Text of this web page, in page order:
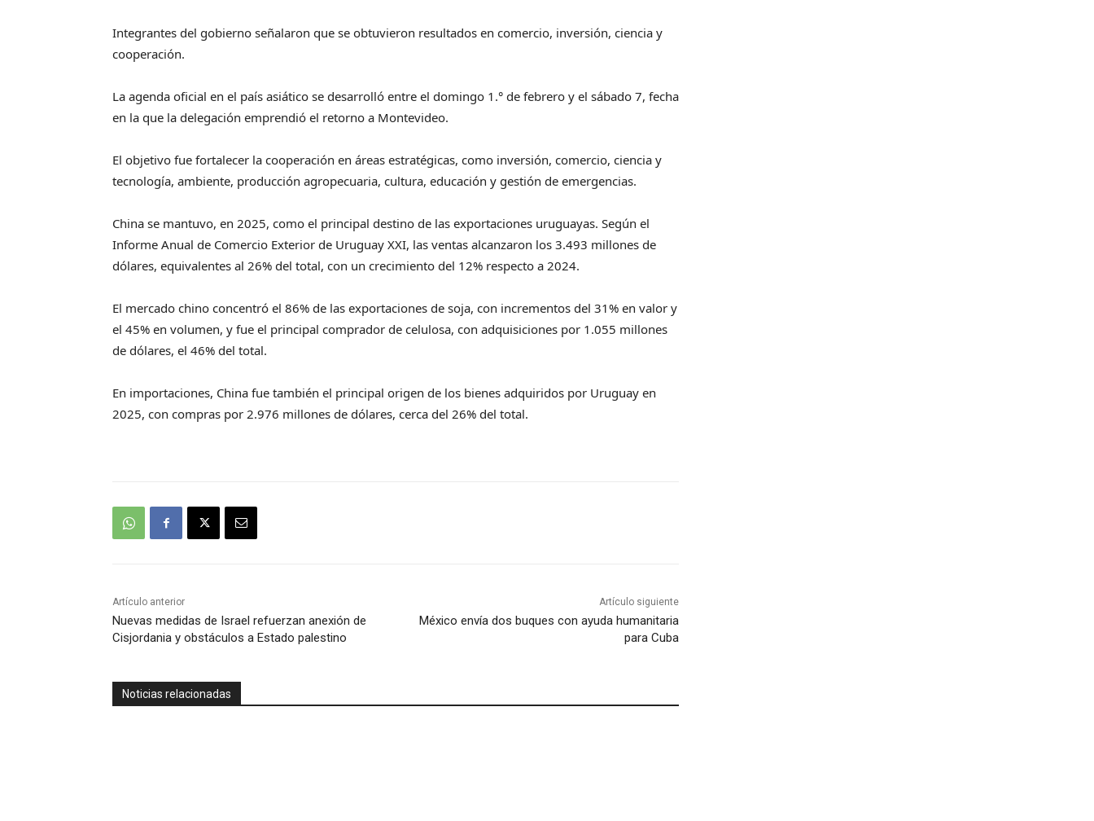
Integrantes del gobierno señalaron que se obtuvieron resultados en comercio, inversión, ciencia y
cooperación.
La agenda oficial en el país asiático se desarrolló entre el domingo 1.° de febrero y el sábado 7, fecha
en la que la delegación emprendió el retorno a Montevideo.
El objetivo fue fortalecer la cooperación en áreas estratégicas, como inversión, comercio, ciencia y
tecnología, ambiente, producción agropecuaria, cultura, educación y gestión de emergencias.
China se mantuvo, en 2025, como el principal destino de las exportaciones uruguayas. Según el
Informe Anual de Comercio Exterior de Uruguay XXI, las ventas alcanzaron los 3.493 millones de
dólares, equivalentes al 26% del total, con un crecimiento del 12% respecto a 2024.
El mercado chino concentró el 86% de las exportaciones de soja, con incrementos del 31% en valor y
el 45% en volumen, y fue el principal comprador de celulosa, con adquisiciones por 1.055 millones
de dólares, el 46% del total.
En importaciones, China fue también el principal origen de los bienes adquiridos por Uruguay en
2025, con compras por 2.976 millones de dólares, cerca del 26% del total.
Artículo anterior
Nuevas medidas de Israel refuerzan anexión de
Cisjordania y obstáculos a Estado palestino
Artículo siguiente
México envía dos buques con ayuda humanitaria
para Cuba
Noticias relacionadas